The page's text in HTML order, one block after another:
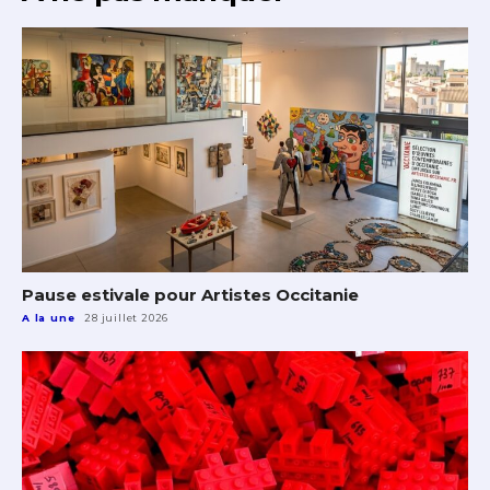
J'accepte lestermes et conditions
* Champ obligatoire
A la une 28 juillet 2026